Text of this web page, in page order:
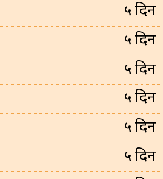
५ दिन
५ दिन
५ दिन
५ दिन
५ दिन
५ दिन